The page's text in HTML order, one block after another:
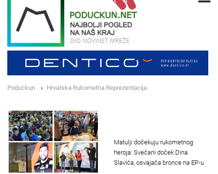
Poduckun Hrvatska Rukometna Reprezentacija
Matulji dočekuju rukometnog
heroja: Svečani doček Dina
Slavića, osvajača bronce na EP-u